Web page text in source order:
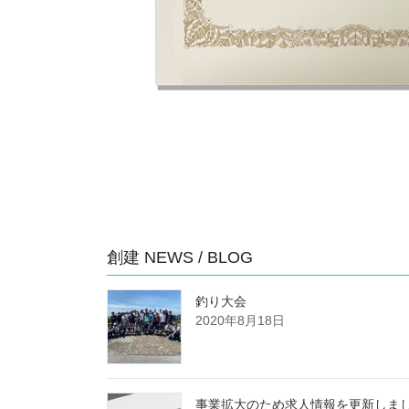
創建 NEWS / BLOG
釣り大会
2020年8月18日
事業拡大のため求人情報を更新しま